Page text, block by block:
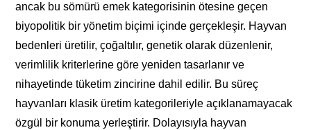
ancak bu sömürü emek kategorisinin ötesine geçen
biyopolitik bir yönetim biçimi içinde gerçekleşir. Hayvan
bedenleri üretilir, çoğaltılır, genetik olarak düzenlenir,
verimlilik kriterlerine göre yeniden tasarlanır ve
nihayetinde tüketim zincirine dahil edilir. Bu süreç
hayvanları klasik üretim kategorileriyle açıklanamayacak
özgül bir konuma yerleştirir. Dolayısıyla hayvan